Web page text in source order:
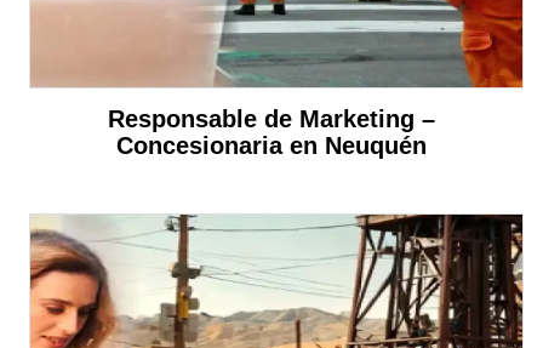
Responsable de Marketing –
Concesionaria en Neuquén